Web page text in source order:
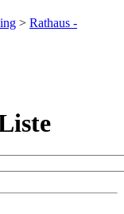
> Rathaus -